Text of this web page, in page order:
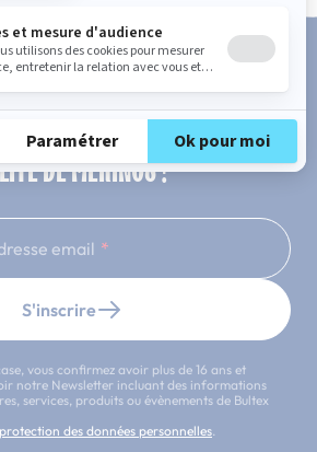
DE MERINOS !
email
S'inscrire
vous confirmez avoir plus de 16 ans et
notre Newsletter incluant des informations
services, produits ou évènements de Bultex
des données personnelles.